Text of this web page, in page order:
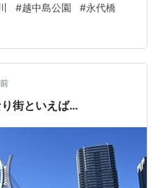
く、対岸には佃島の大川
高層マンション群や中央
トアップを観賞でき、時お
日没後ともなると雰囲気い
#越中島公園 #永代橋
街といえば…